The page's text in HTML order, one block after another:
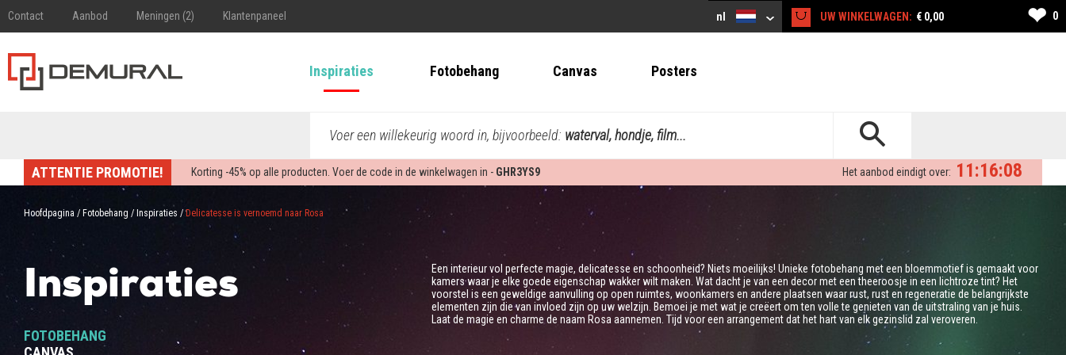
Contact Aanbod Meningen (2) Klantenpaneel nl UW WINKELWAGEN: € 0,00 ❤ 0
Inspiraties Fotobehang Canvas Posters
Voer een willekeurig woord in, bijvoorbeeld: waterval, hondje, film...
ATTENTIE PROMOTIE! Korting -45% op alle producten. Voer de code in de winkelwagen in - GHR3YS9 11:16:07
Het aanbod eindigt over:
Hoofdpagina / Fotobehang / Inspiraties /Delicatesse is vernoemd naar Rosa
Inspiraties
FOTOBEHANG
Een interieur vol perfecte magie, delicatesse en schoonheid? Niets moeilijks! Unieke fotobehang met een bloemmotief is gemaakt voor
kamers waar je elke goede eigenschap wakker wilt maken. Wat dacht je van een decor met een theeroosje in een lichtroze tint? Het
voorstel is een geweldige aanvulling op open ruimtes, woonkamers en andere plaatsen waar rust, rust en regeneratie de belangrijkste
elementen zijn die van invloed zijn op uw welzijn. Bemoei je met wat je creëert om ten volle te genieten van de uitstraling van je huis.
Laat de magie en charme de naam Rosa aannemen. Tijd voor een arrangement dat het hart van elk gezinslid zal veroveren.